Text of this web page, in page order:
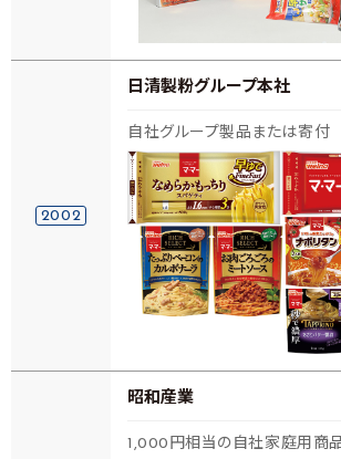
2002
日清製粉グループ本社
自社グループ製品または寄付
昭和産業
1,000円相当の自社家庭用商